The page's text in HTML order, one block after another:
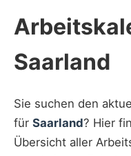
Saarland
Sie suchen den
für Saarland? Hier
Übersicht aller